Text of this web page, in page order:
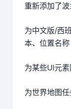
重新添加了
为中文版/西
本、位置名
为某些UI元
为世界地图